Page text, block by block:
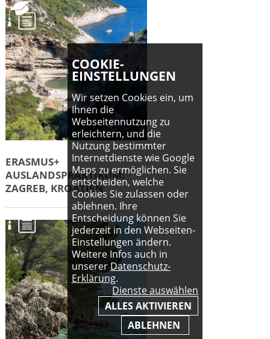
ERASMUS+
AUSLANDSPRAKTIKUM:
ZAGREB, KROATIEN
COOKIE-
EINSTELLUNGEN
Wir setzen Cookies ein, um
Ihnen die
Webseitennutzung zu
erleichtern, und die
Nutzung bestimmter
Internetdienste wie Google
Maps zu ermöglichen. Sie
entscheiden, welche
Cookies Sie zulassen oder
ablehnen. Ihre
Entscheidung können Sie
jederzeit in den Webseiten-
Einstellungen ändern.
Weitere Infos auch in
unserer Datenschutz-
Erklärung.
Dienste auswählen
ALLES AKTIVIEREN
ABLEHNEN